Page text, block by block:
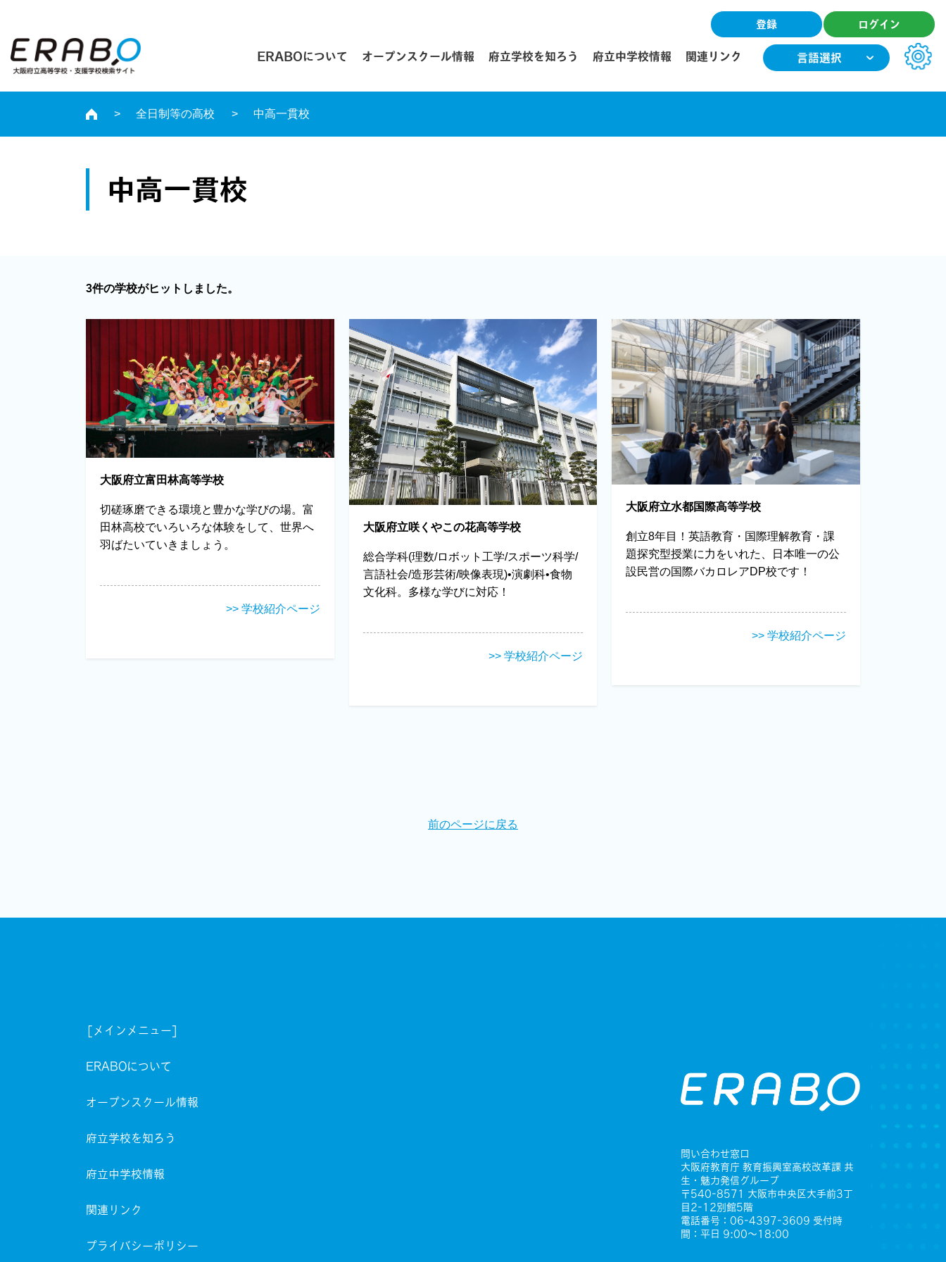
登録 ログイン
ERABOについて オープンスクール情報 府立学校を知ろう 府立中学校情報 関連リンク 言語選択
全日制等の高校 中高一貫校
中高一貫校
3件の学校がヒットしました。
大阪府立富田林高等学校
切磋琢磨できる環境と豊かな学びの場。富
田林高校でいろいろな体験をして、世界へ
羽ばたいていきましょう。
>> 学校紹介ページ
大阪府立咲くやこの花高等学校
総合学科(理数/ロボット工学/スポーツ科学/
言語社会/造形芸術/映像表現)•演劇科•食物
文化科。多様な学びに対応！
>> 学校紹介ページ
大阪府立水都国際高等学校
創立8年目！英語教育・国際理解教育・課
題探究型授業に力をいれた、日本唯一の公
設民営の国際バカロレアDP校です！
>> 学校紹介ページ
前のページに戻る
[メインメニュー]
ERABOについて
オープンスクール情報
府立学校を知ろう
府立中学校情報
関連リンク
プライバシーポリシー
問い合わせ窓口
大阪府教育庁 教育振興室高校改革課 共
生・魅力発信グループ
〒540-8571 大阪市中央区大手前3丁
目2-12別館5階
電話番号：06-4397-3609 受付時
間：平日 9:00〜18:00